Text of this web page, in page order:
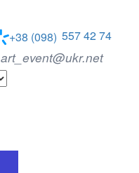
+38 (098) 557 42 74
art_event@ukr.net